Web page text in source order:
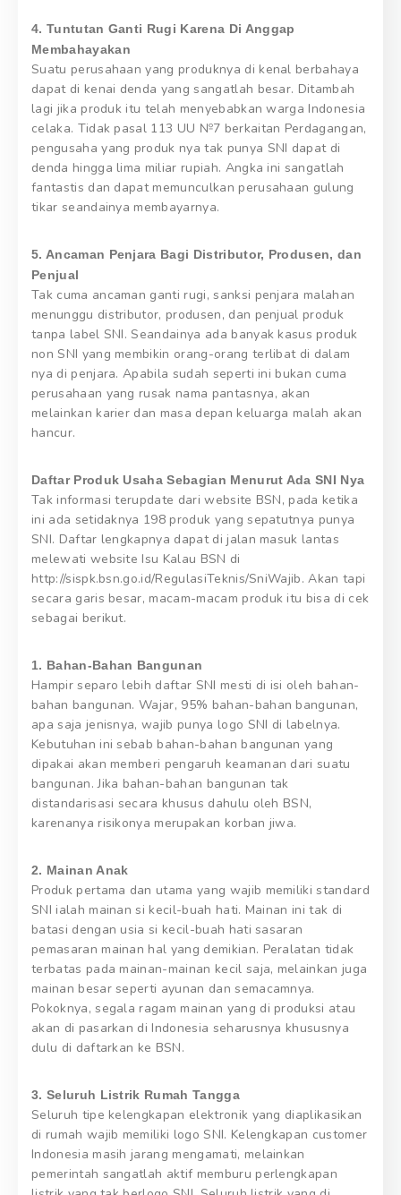
4. Tuntutan Ganti Rugi Karena Di Anggap
Membahayakan
Suatu perusahaan yang produknya di kenal berbahaya
dapat di kenai denda yang sangatlah besar. Ditambah
lagi jika produk itu telah menyebabkan warga Indonesia
celaka. Tidak pasal 113 UU №7 berkaitan Perdagangan,
pengusaha yang produk nya tak punya SNI dapat di
denda hingga lima miliar rupiah. Angka ini sangatlah
fantastis dan dapat memunculkan perusahaan gulung
tikar seandainya membayarnya.
5. Ancaman Penjara Bagi Distributor, Produsen, dan
Penjual
Tak cuma ancaman ganti rugi, sanksi penjara malahan
menunggu distributor, produsen, dan penjual produk
tanpa label SNI. Seandainya ada banyak kasus produk
non SNI yang membikin orang-orang terlibat di dalam
nya di penjara. Apabila sudah seperti ini bukan cuma
perusahaan yang rusak nama pantasnya, akan
melainkan karier dan masa depan keluarga malah akan
hancur.
Daftar Produk Usaha Sebagian Menurut Ada SNI Nya
Tak informasi terupdate dari website BSN, pada ketika
ini ada setidaknya 198 produk yang sepatutnya punya
SNI. Daftar lengkapnya dapat di jalan masuk lantas
melewati website Isu Kalau BSN di
http://sispk.bsn.go.id/RegulasiTeknis/SniWajib. Akan tapi
secara garis besar, macam-macam produk itu bisa di cek
sebagai berikut.
1. Bahan-Bahan Bangunan
Hampir separo lebih daftar SNI mesti di isi oleh bahan-
bahan bangunan. Wajar, 95% bahan-bahan bangunan,
apa saja jenisnya, wajib punya logo SNI di labelnya.
Kebutuhan ini sebab bahan-bahan bangunan yang
dipakai akan memberi pengaruh keamanan dari suatu
bangunan. Jika bahan-bahan bangunan tak
distandarisasi secara khusus dahulu oleh BSN,
karenanya risikonya merupakan korban jiwa.
2. Mainan Anak
Produk pertama dan utama yang wajib memiliki standard
SNI ialah mainan si kecil-buah hati. Mainan ini tak di
batasi dengan usia si kecil-buah hati sasaran
pemasaran mainan hal yang demikian. Peralatan tidak
terbatas pada mainan-mainan kecil saja, melainkan juga
mainan besar seperti ayunan dan semacamnya.
Pokoknya, segala ragam mainan yang di produksi atau
akan di pasarkan di Indonesia seharusnya khususnya
dulu di daftarkan ke BSN.
3. Seluruh Listrik Rumah Tangga
Seluruh tipe kelengkapan elektronik yang diaplikasikan
di rumah wajib memiliki logo SNI. Kelengkapan customer
Indonesia masih jarang mengamati, melainkan
pemerintah sangatlah aktif memburu perlengkapan